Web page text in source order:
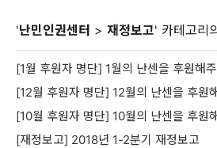
'난민인권센터 > 재정보고' 카테고리
[1월 후원자 명단] 1월의 난센을 후원해
[12월 후원자 명단] 12월의 난센을 후원
[10월 후원자 명단] 10월의 난센을 후원
[재정보고] 2018년 1-2분기 재정보고